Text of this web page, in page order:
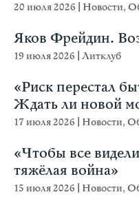
20 июля 2026 Новости,
Яков Фрейдин.
19 июля 2026 Литклуб
«Риск перестал
Ждать ли новой
17 июля 2026 Новости,
«Чтобы все
тяжёлая война»
15 июля 2026 Новости,